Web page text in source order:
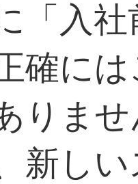
「入
確に
りま
新し